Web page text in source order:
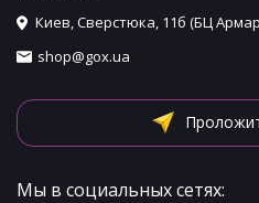
Киев, Сверстюка, 11б (БЦ
shop@gox.ua
Мы в социальных сетях: